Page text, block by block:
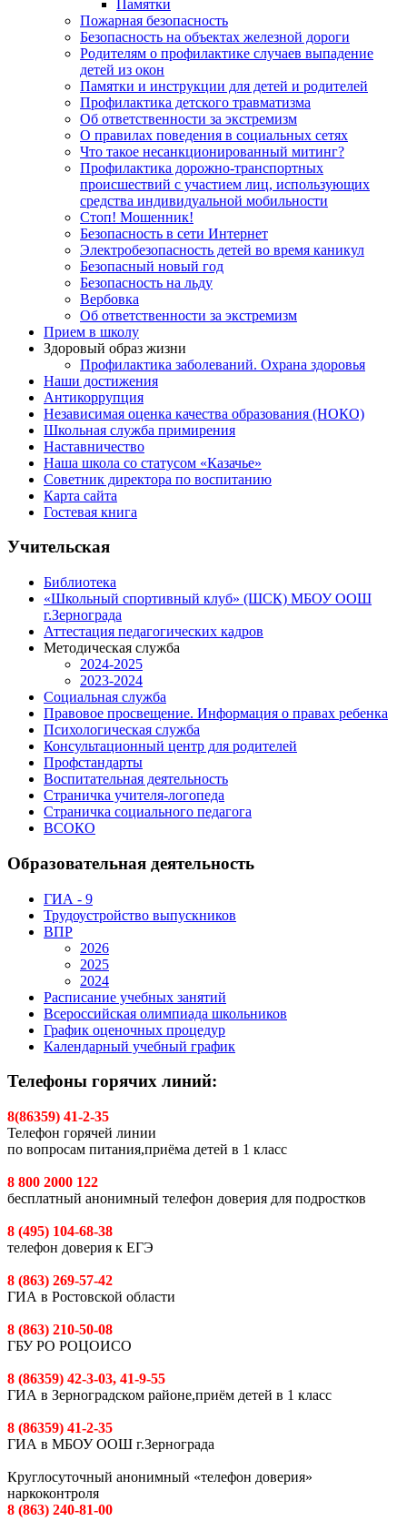
Памятки
Пожарная безопасность
Безопасность на объектах железной дороги
Родителям о профилактике случаев выпадение
детей из окон
Памятки и инструкции для детей и родителей
Профилактика детского травматизма
Об ответственности за экстремизм
О правилах поведения в социальных сетях
Что такое несанкционированный митинг?
Профилактика дорожно-транспортных
происшествий с участием лиц, использующих
средства индивидуальной мобильности
Стоп! Мошенник!
Безопасность в сети Интернет
Электробезопасность детей во время каникул
Безопасный новый год
Безопасность на льду
Вербовка
Об ответственности за экстремизм
Прием в школу
Здоровый образ жизни
Профилактика заболеваний. Охрана здоровья
Наши достижения
Антикоррупция
Независимая оценка качества образования (НОКО)
Школьная служба примирения
Наставничество
Наша школа со статусом «Казачье»
Советник директора по воспитанию
Карта сайта
Гостевая книга
Учительская
Библиотека
«Школьный спортивный клуб» (ШСК) МБОУ ООШ
г.Зернограда
Аттестация педагогических кадров
Методическая служба
2024-2025
2023-2024
Социальная служба
Правовое просвещение. Информация о правах ребенка
Психологическая служба
Консультационный центр для родителей
Профстандарты
Воспитательная деятельность
Страничка учителя-логопеда
Страничка социального педагога
ВСОКО
Образовательная деятельность
ГИА - 9
Трудоустройство выпускников
ВПР
2026
2025
2024
Расписание учебных занятий
Всероссийская олимпиада школьников
График оценочных процедур
Календарный учебный график
Телефоны горячих линий:
8(86359) 41-2-35
Телефон горячей линии
по вопросам питания,приёма детей в 1 класс
8 800 2000 122
бесплатный анонимный телефон доверия для подростков
8 (495) 104-68-38
телефон доверия к ЕГЭ
8 (863) 269-57-42
ГИА в Ростовской области
8 (863) 210-50-08
ГБУ РО РОЦОИСО
8 (86359) 42-3-03, 41-9-55
ГИА в Зерноградском районе,приём детей в 1 класс
8 (86359) 41-2-35
ГИА в МБОУ ООШ г.Зернограда
Круглосуточный анонимный «телефон доверия»
наркоконтроля
8 (863) 240-81-00